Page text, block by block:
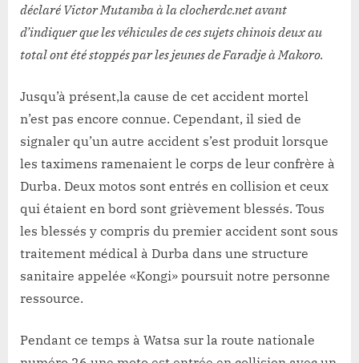
déclaré Victor Mutamba à la clocherdc.net avant
d’indiquer que les véhicules de ces sujets chinois deux au
total ont été stoppés par les jeunes de Faradje à Makoro.
Jusqu’à présent,la cause de cet accident mortel
n’est pas encore connue. Cependant, il sied de
signaler qu’un autre accident s’est produit lorsque
les taximens ramenaient le corps de leur confrère à
Durba. Deux motos sont entrés en collision et ceux
qui étaient en bord sont grièvement blessés. Tous
les blessés y compris du premier accident sont sous
traitement médical à Durba dans une structure
sanitaire appelée «Kongi» poursuit notre personne
ressource.
Pendant ce temps à Watsa sur la route nationale